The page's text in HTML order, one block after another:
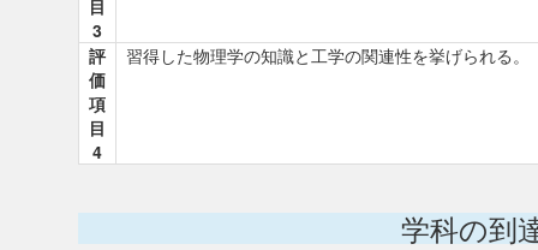
目
3
評
価
項
目
4
習得した物理学の知識と工学の関連性を挙げられる。
学科の到